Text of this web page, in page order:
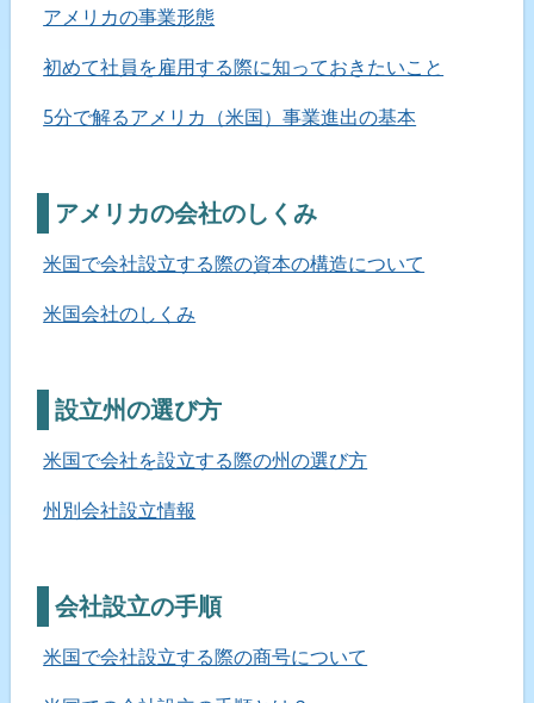
アメリカの事業形態
初めて社員を雇用する際に知っておきたいこと
5分で解るアメリカ（米国）事業進出の基本
アメリカの会社のしくみ
米国で会社設立する際の資本の構造について
米国会社のしくみ
設立州の選び方
米国で会社を設立する際の州の選び方
州別会社設立情報
会社設立の手順
米国で会社設立する際の商号について